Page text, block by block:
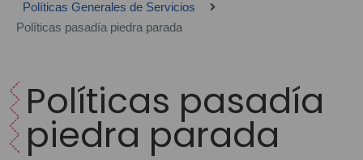
Políticas Generales de Servicios
Políticas pasadía piedra parada
Políticas pasadía
piedra parada